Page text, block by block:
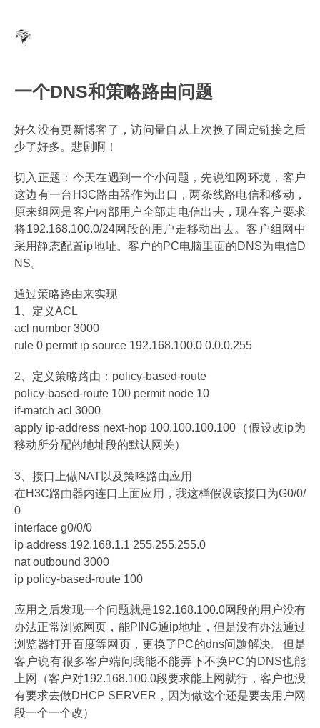
一个DNS和策略路由问题
好久没有更新博客了，访问量自从上次换了固定链接之后
少了好多。悲剧啊！
切入正题：今天在遇到一个小问题，先说组网环境，客户
这边有一台H3C路由器作为出口，两条线路电信和移动，
原来组网是客户内部用户全部走电信出去，现在客户要求
将192.168.100.0/24网段的用户走移动出去。客户组网中
采用静态配置ip地址。客户的PC电脑里面的DNS为电信D
NS。
通过策略路由来实现
1、定义ACL
acl number 3000
rule 0 permit ip source 192.168.100.0 0.0.0.255
2、定义策略路由：policy-based-route
policy-based-route 100 permit node 10
if-match acl 3000
apply ip-address next-hop 100.100.100.100（假设改ip为
移动所分配的地址段的默认网关）
3、接口上做NAT以及策略路由应用
在H3C路由器内连口上面应用，我这样假设该接口为G0/0/
0
interface g0/0/0
ip address 192.168.1.1 255.255.255.0
nat outbound 3000
ip policy-based-route 100
应用之后发现一个问题就是192.168.100.0网段的用户没有
办法正常浏览网页，能PING通ip地址，但是没有办法通过
浏览器打开百度等网页，更换了PC的dns问题解决。但是
客户说有很多客户端问我能不能弄下不换PC的DNS也能
上网（客户对192.168.100.0段要求能上网就行，客户也没
有要求去做DHCP SERVER，因为做这个还是要去用户网
段一个一个改）